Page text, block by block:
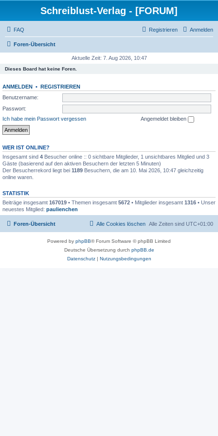
Schreiblust-Verlag - [FORUM]
FAQ Anmelden
Registrieren
Foren-Übersicht
Aktuelle Zeit: 7. Aug 2026, 10:47
Dieses Board hat keine Foren.
ANMELDEN • REGISTRIEREN
Benutzername:
Passwort:
Ich habe mein Passwort vergessen
Angemeldet bleiben
WER IST ONLINE?
Insgesamt sind 4 Besucher online :: 0 sichtbare Mitglieder, 1 unsichtbares Mitglied und 3
Gäste (basierend auf den aktiven Besuchern der letzten 5 Minuten)
Der Besucherrekord liegt bei 1189 Besuchern, die am 10. Mai 2026, 10:47 gleichzeitig
online waren.
STATISTIK
Beiträge insgesamt 167019 • Themen insgesamt 5672 • Mitglieder insgesamt 1316 • Unser
neuestes Mitglied: paulienchen
Foren-Übersicht Alle Zeiten sind UTC+01:00
Alle Cookies löschen
Powered by phpBB® Forum Software © phpBB Limited
Deutsche Übersetzung durch phpBB.de
Datenschutz| Nutzungsbedingungen